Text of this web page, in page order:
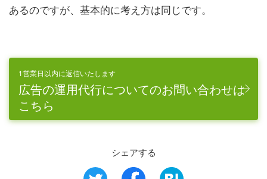
あるのですが、基本的に考え方は同じです。
1営業日以内に返信いたします
広告の運用代行についてのお問い合わせは
こちら
シェアする